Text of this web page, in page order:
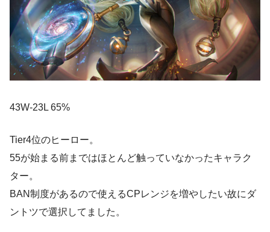
43W-23L 65%
Tier4位のヒーロー。
55が始まる前まではほとんど触っていなかったキャラク
ター。
BAN制度があるので使えるCPレンジを増やしたい故にダ
ントツで選択してました。